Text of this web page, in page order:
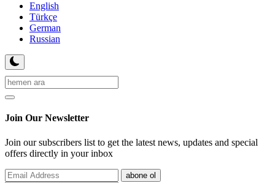
English
Türkçe
German
Russian
Join Our Newsletter
Join our subscribers list to get the latest news, updates and special
offers directly in your inbox
abone ol